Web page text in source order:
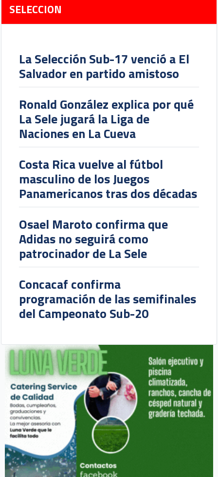
SELECCION
La Selección Sub-17 venció a El
Salvador en partido amistoso
Ronald González explica por qué
La Sele jugará la Liga de
Naciones en La Cueva
Costa Rica vuelve al fútbol
masculino de los Juegos
Panamericanos tras dos décadas
Osael Maroto confirma que
Adidas no seguirá como
patrocinador de La Sele
Concacaf confirma
programación de las semifinales
del Campeonato Sub-20